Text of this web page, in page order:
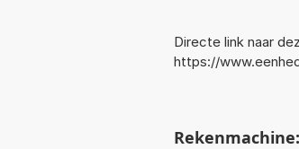
Directe link naar
https://